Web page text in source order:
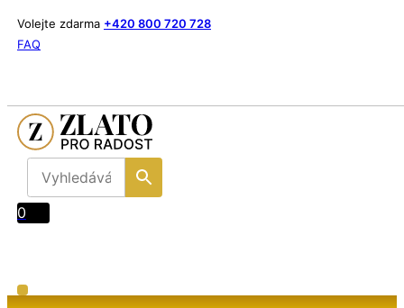
Volejte zdarma +420 800 720 728
FAQ
0